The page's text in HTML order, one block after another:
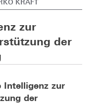
KRAFT
zur
der
Intelligenz zur
der